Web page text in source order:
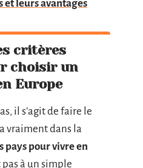
et leurs avantages
critères
choisir un
Europe
il s’agit de faire le
vraiment dans la
pays pour vivre en
à un simple